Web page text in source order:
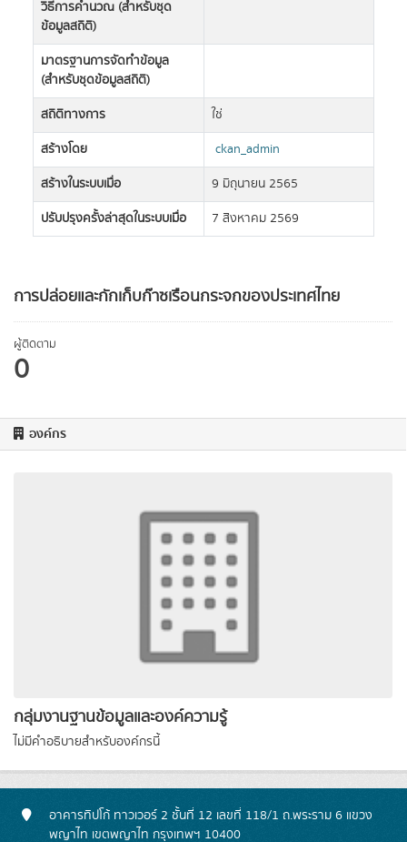
การปล่อยและกักเก็บก๊าซเรือนกระจกของประเทศไทย
ผู้ติดตาม
0
องค์กร
กลุ่มงานฐานข้อมูลและองค์ความรู้
ไม่มีคำอธิบายสำหรับองค์กรนี้
วิธีการคำนวณ (สำหรับชุด
ข้อมูลสถิติ)
มาตรฐานการจัดทำข้อมูล
(สำหรับชุดข้อมูลสถิติ)
สถิติทางการ
ใช่
สร้างโดย
ckan_admin
สร้างในระบบเมื่อ
9 มิถุนายน 2565
ปรับปรุงครั้งล่าสุดในระบบเมื่อ
7 สิงหาคม 2569
อาคารทิปโก้ ทาวเวอร์ 2 ชั้นที่ 12 เลขที่ 118/1 ถ.พระราม 6 แขวง
พญาไท เขตพญาไท กรุงเทพฯ 10400